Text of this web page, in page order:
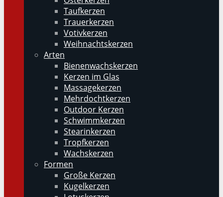
Taufkerzen
Trauerkerzen
Votivkerzen
Weihnachtskerzen
Arten
Bienenwachskerzen
Kerzen im Glas
Massagekerzen
Mehrdochtkerzen
Outdoor Kerzen
Schwimmkerzen
Stearinkerzen
Tropfkerzen
Wachskerzen
Formen
Große Kerzen
Kugelkerzen